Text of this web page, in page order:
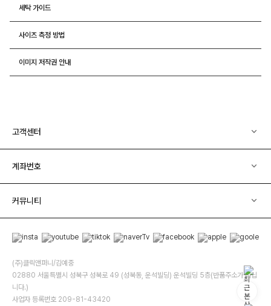
세탁 가이드
사이즈 측정 방법
이미지 저작권 안내
고객센터
계좌번호
커뮤니티
(주)클릭앤퍼니/김예중
02880 서울특별시 성북구 성북로 49 (성북동, 운석빌딩) 운석빌딩 5층(반품주소가 아닙
니다.)
사업자 등록번호 209-81-43420